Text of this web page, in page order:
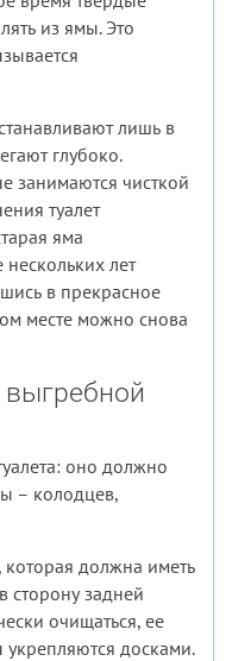
из ямы. Это
лишь в
глубоко.
занимаются чисткой
туалет
яма
нескольких лет
в прекрасное
месте можно снова
выгребной
оно должно
– колодцев,
должна иметь
сторону задней
очищаться, ее
укрепляются досками.